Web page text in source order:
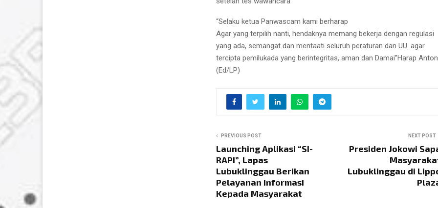
“Selaku ketua Panwascam kami berharap
Agar yang terpilih nanti, hendaknya memang bekerja dengan regulasi
yang ada, semangat dan mentaati seluruh peraturan dan UU. agar
tercipta pemilukada yang berintegritas, aman dan Damai”Harap
(Ed/LP)
PREVIOUS POST
Launching Aplikasi “SI-
RAPI”, Lapas
Lubuklinggau Berikan
Pelayanan Informasi
Kepada Masyarakat
NEXT POST
Presiden Jokowi
Lubuklinggau di